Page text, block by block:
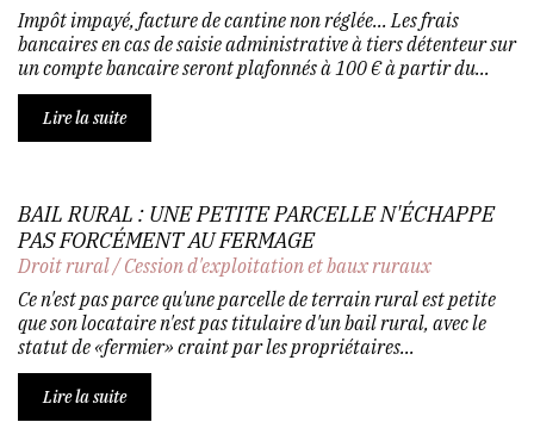
Impôt impayé, facture de cantine non réglée... Les frais
bancaires en cas de saisie administrative à tiers détenteur sur
un compte bancaire seront plafonnés à 100 € à partir du...
Lire la suite
BAIL RURAL : UNE PETITE PARCELLE N'ÉCHAPPE
PAS FORCÉMENT AU FERMAGE
Droit rural/Cession d'exploitation et baux ruraux
Ce n'est pas parce qu'une parcelle de terrain rural est petite
que son locataire n'est pas titulaire d'un bail rural, avec le
statut de «fermier» craint par les propriétaires...
Lire la suite